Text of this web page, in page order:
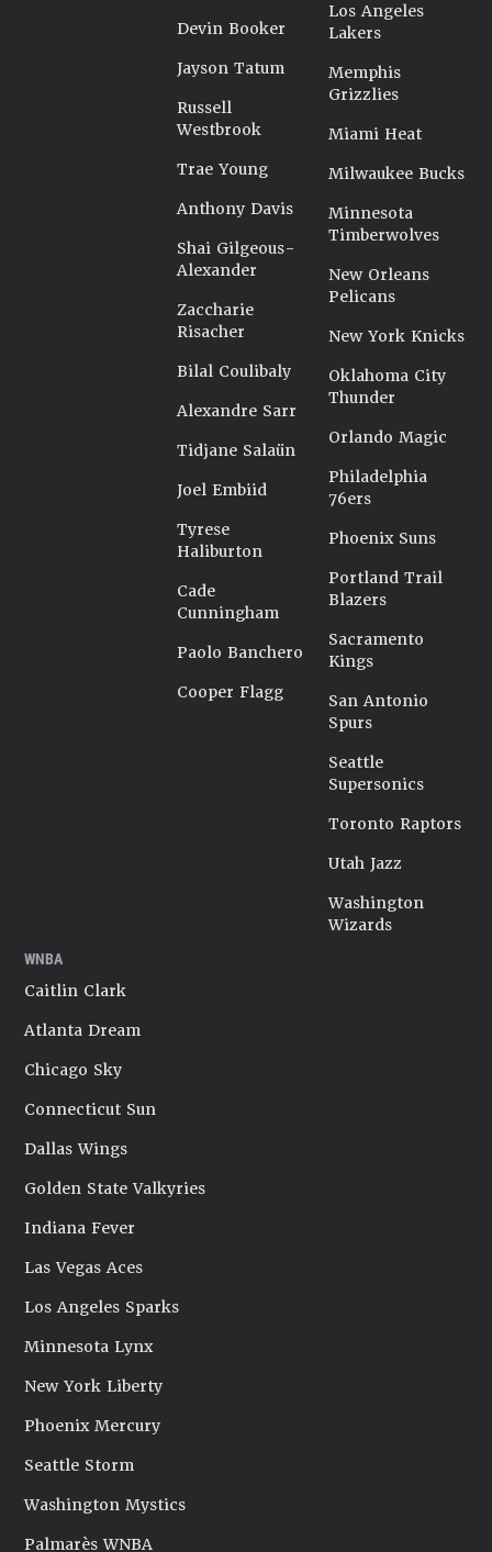
Devin Booker
Jayson Tatum
Russell
Westbrook
Trae Young
Anthony Davis
Shai Gilgeous-
Alexander
Zaccharie
Risacher
Bilal Coulibaly
Alexandre Sarr
Tidjane Salaün
Joel Embiid
Tyrese
Haliburton
Cade
Cunningham
Paolo Banchero
Cooper Flagg
Los Angeles
Lakers
Memphis
Grizzlies
Miami Heat
Milwaukee Bucks
Minnesota
Timberwolves
New Orleans
Pelicans
New York Knicks
Oklahoma City
Thunder
Orlando Magic
Philadelphia
76ers
Phoenix Suns
Portland Trail
Blazers
Sacramento
Kings
San Antonio
Spurs
Seattle
Supersonics
Toronto Raptors
Utah Jazz
Washington
Wizards
WNBA
Caitlin Clark
Atlanta Dream
Chicago Sky
Connecticut Sun
Dallas Wings
Golden State Valkyries
Indiana Fever
Las Vegas Aces
Los Angeles Sparks
Minnesota Lynx
New York Liberty
Phoenix Mercury
Seattle Storm
Washington Mystics
Palmarès WNBA